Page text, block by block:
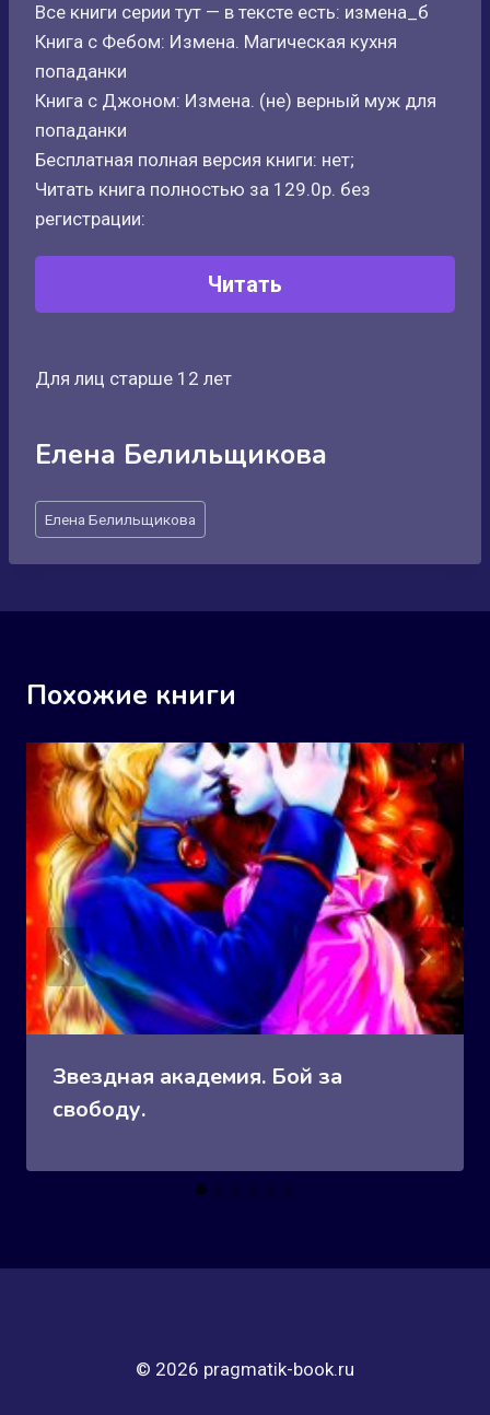
Все книги серии тут — в тексте есть: измена_б
Книга с Фебом: Измена. Магическая кухня
попаданки
Книга с Джоном: Измена. (не) верный муж для
попаданки
Бесплатная полная версия книги: нет;
Читать книга полностью за 129.0р. без
регистрации:
Читать
Для лиц старше 12 лет
Елена Белильщикова
Метки
записи:
Елена Белильщикова
Похожие книги
Звездная академия. Бой за
свободу.
© 2026 pragmatik-book.ru